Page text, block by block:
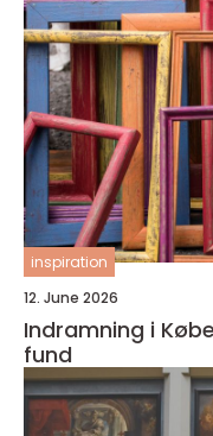
inspiration
12. June 2026
Indramning i
fund